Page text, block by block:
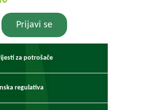
Prijavi se
za potrošače
regulativa